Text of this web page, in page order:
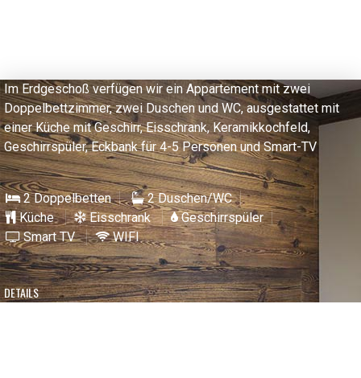
Im Erdgeschoß verfügen wir ein Appartement mit zwei
Doppelbettzimmer, zwei Duschen und WC, ausgestattet mit
einer Küche mit Geschirr, Eisschrank, Keramikkochfeld,
Geschirrspüler, Eckbank für 4-5 Personen und Smart-TV
2 Doppelbetten
2 Duschen/WC
Küche
Eisschrank
Geschirrspüler
Smart TV
WIFI
DETAILS